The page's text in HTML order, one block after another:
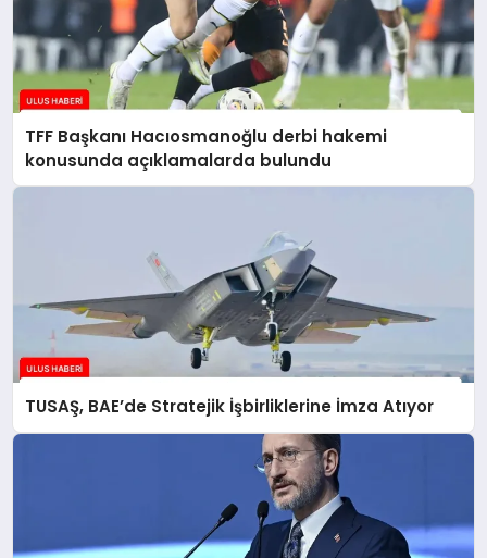
TFF Başkanı Hacıosmanoğlu derbi hakemi
konusunda açıklamalarda bulundu
TUSAŞ, BAE’de Stratejik İşbirliklerine İmza Atıyor